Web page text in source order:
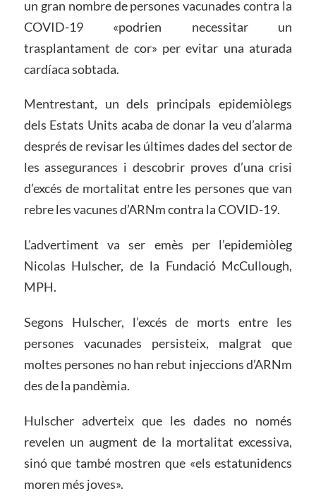
un gran nombre de persones vacunades contra la
COVID-19 «podrien necessitar un
trasplantament de cor» per evitar una aturada
cardíaca sobtada.
Mentrestant, un dels principals epidemiòlegs
dels Estats Units acaba de donar la veu d’alarma
després de revisar les últimes dades del sector de
les assegurances i descobrir proves d’una crisi
d’excés de mortalitat entre les persones que van
rebre les vacunes d’ARNm contra la COVID-19.
L’advertiment va ser emès per l’epidemiòleg
Nicolas Hulscher, de la Fundació McCullough,
MPH.
Segons Hulscher, l’excés de morts entre les
persones vacunades persisteix, malgrat que
moltes persones no han rebut injeccions d’ARNm
des de la pandèmia.
Hulscher adverteix que les dades no només
revelen un augment de la mortalitat excessiva,
sinó que també mostren que «els estatunidencs
moren més joves».